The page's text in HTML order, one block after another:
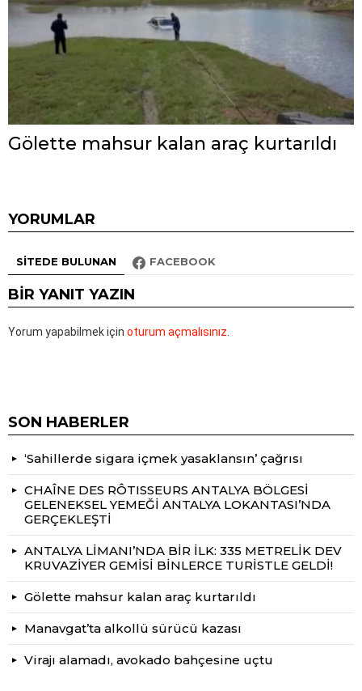
Gölette mahsur kalan araç kurtarıldı
YORUMLAR
SITEDE BULUNAN FACEBOOK
BIR YANIT YAZIN
Yorum yapabilmek için oturum açmalısınız.
SON HABERLER
‘Sahillerde sigara içmek yasaklansın’ çağrısı
CHAÎNE DES RÔTISSEURS ANTALYA BÖLGESİ
GELENEKSEL YEMEĞİ ANTALYA LOKANTASI’NDA
GERÇEKLEŞTİ
ANTALYA LİMANI’NDA BİR İLK: 335 METRELİK DEV
KRUVAZİYER GEMİSİ BİNLERCE TURİSTLE GELDİ!
Gölette mahsur kalan araç kurtarıldı
Manavgat’ta alkollü sürücü kazası
Virajı alamadı, avokado bahçesine uçtu